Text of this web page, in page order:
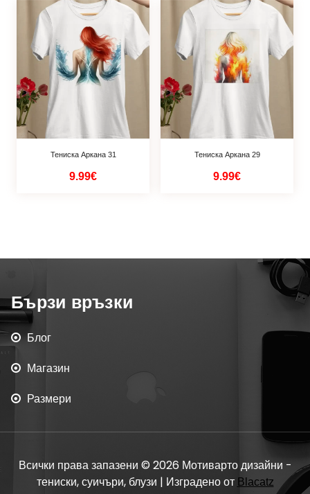
Тениска Аркана 31
9.99€
Тениска Аркана 29
9.99€
Бързи връзки
Блог
Магазин
Размери
Всички права запазени © 2026 Мотиварто дизайни -
тениски, суичъри, блузи | Изградено от Blacatz